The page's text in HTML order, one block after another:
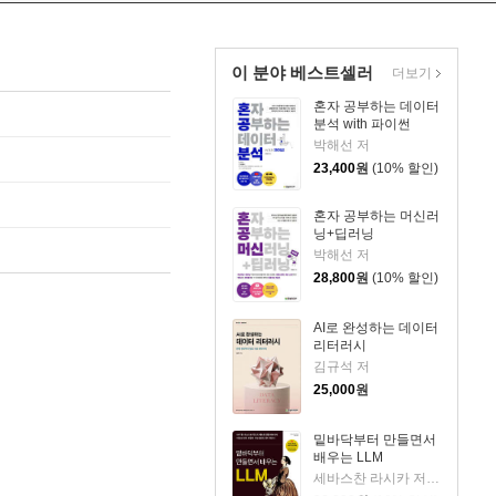
이 분야 베스트셀러
혼자 공부하는 데이터
분석 with 파이썬
박해선 저
23,400원 (10% 할인)
혼자 공부하는 머신러
닝+딥러닝
박해선 저
28,800원 (10% 할인)
AI로 완성하는 데이터
리터러시
김규석 저
25,000원
밑바닥부터 만들면서
배우는 LLM
세바스찬 라시카 저/박해선 역
더보기